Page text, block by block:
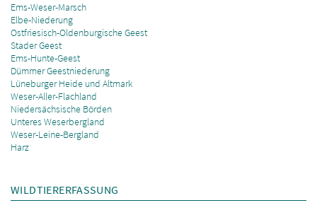
Ems-Weser-Marsch
Elbe-Niederung
Ostfriesisch-Oldenburgische Geest
Stader Geest
Ems-Hunte-Geest
Dümmer Geestniederung
Lüneburger Heide und Altmark
Weser-Aller-Flachland
Niedersächsische Börden
Unteres Weserbergland
Weser-Leine-Bergland
Harz
WILDTIERERFASSUNG